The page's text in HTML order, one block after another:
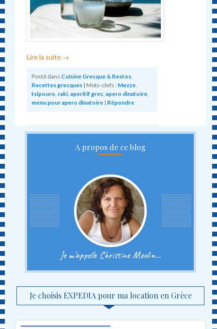
Lire la suite →
Posté dans Cuisine Grecque & Restos
Recettes grecques | Mots-clefs : Mezze
tsipouro raki ,aperitif grec ,apero dinatoire
menu pour apero dinatoire | Répondre
A propos de ce blog
Je m'appelle Christine Moulin...
Je choisis EXPEDIA pour ma location en Grèce